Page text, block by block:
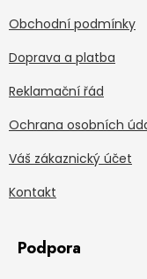
Obchodní podmínky
Doprava a platba
Reklamační řád
Ochrana osobních
Váš zákaznický účet
Kontakt
Podpora